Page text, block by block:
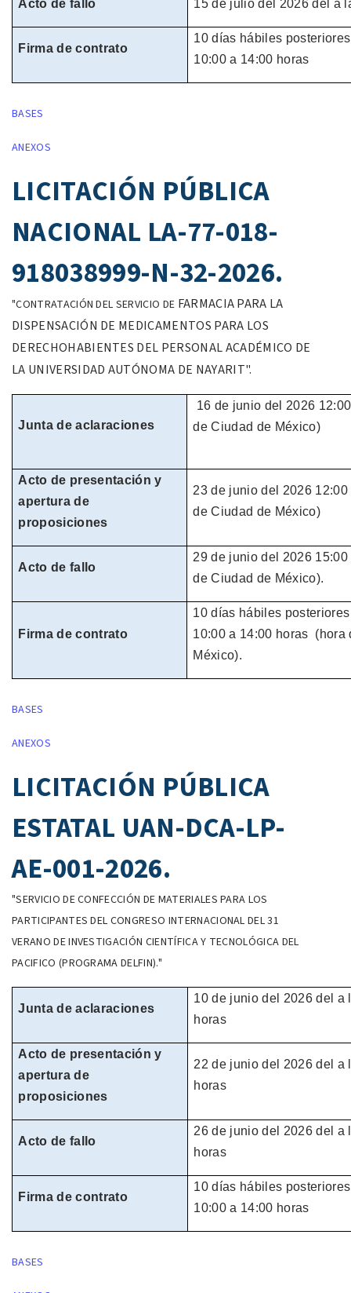
Acto de fallo 15 de julio del 2026del a
Firma de contrato
10 días hábiles
10:00 a 14:00 horas
BASES
ANEXOS
LICITACIÓN PÚBLICA
NACIONAL LA-77-018-
918038999-N-32-2026.
"CONTRATACIÓN DEL SERVICIO DE FARMACIA PARA LA
DISPENSACIÓN DE MEDICAMENTOS PARA LOS
DERECHOHABIENTES DEL PERSONALACADÉMICO DE
LA UNIVERSIDAD AUTÓNOMA DE NAYARIT".
Junta de aclaraciones
16 de junio del 2026
de Ciudad de México)
Acto de presentación y
apertura de
proposiciones
23 de junio del 2026 12:00
de Ciudad de México)
Acto de fallo
29 de junio del 2026 15:00
deCiudad de México).
Firma de contrato
10 días hábiles
10:00 a 14:00 horas (hora
México).
BASES
ANEXOS
LICITACIÓN PÚBLICA
ESTATAL UAN-DCA-LP-
AE-001-2026.
"SERVICIO DE CONFECCIÓN DE MATERIALES PARA LOS
PARTICIPANTES DEL CONGRESO INTERNACIONAL DEL 31
VERANO DE INVESTIGACIÓN CIENTÍFICA Y TECNOLÓGICA DEL
PACIFICO (PROGRAMA DELFIN)."
Junta de aclaraciones
10 de junio del 2026 del a
horas
Acto de presentación y
apertura de
proposiciones
22 de junio del 2026 del a
horas
Acto de fallo
26 de junio del 2026 del a
horas
Firma de contrato
10 días hábiles
10:00 a 14:00 horas
BASES